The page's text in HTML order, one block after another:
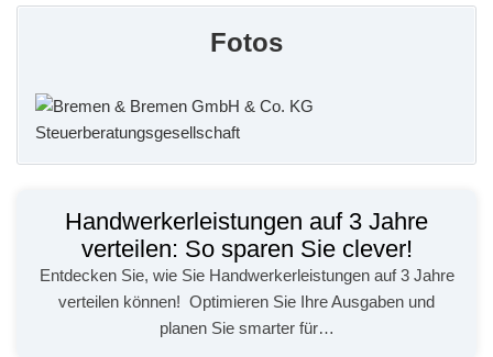
Fotos
Handwerkerleistungen auf 3 Jahre
verteilen: So sparen Sie clever!
Entdecken Sie, wie Sie Handwerkerleistungen auf 3 Jahre
verteilen können! ️ Optimieren Sie Ihre Ausgaben und
planen Sie smarter für…